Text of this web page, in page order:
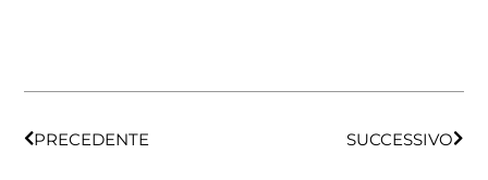
PRECEDENTE SUCCESSIVO